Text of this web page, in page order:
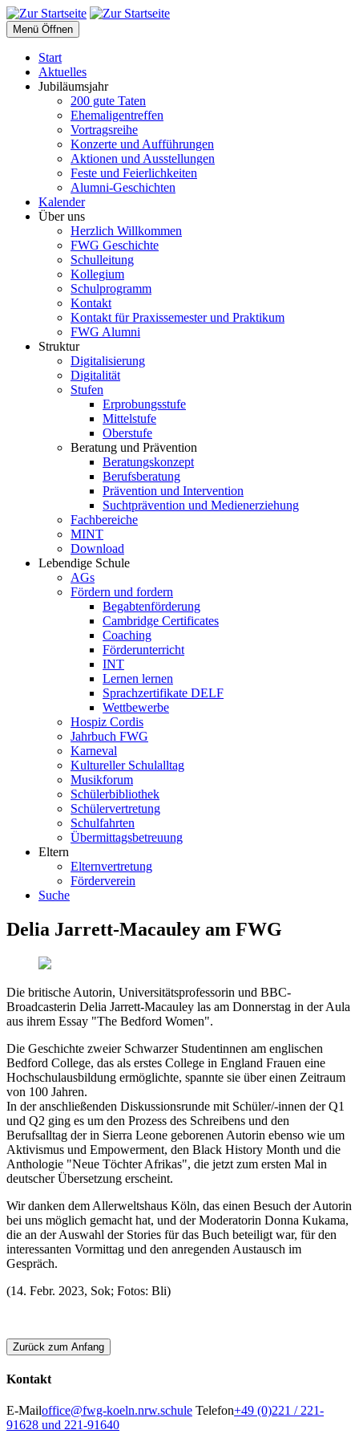
Menü Öffnen
Start
Aktuelles
Jubiläumsjahr
200 gute Taten
Ehemaligentreffen
Vortragsreihe
Konzerte und Aufführungen
Aktionen und Ausstellungen
Feste und Feierlichkeiten
Alumni-Geschichten
Kalender
Über uns
Herzlich Willkommen
FWG Geschichte
Schulleitung
Kollegium
Schulprogramm
Kontakt
Kontakt für Praxissemester und Praktikum
FWG Alumni
Struktur
Digitalisierung
Digitalität
Stufen
Erprobungsstufe
Mittelstufe
Oberstufe
Beratung und Prävention
Beratungskonzept
Berufsberatung
Prävention und Intervention
Suchtprävention und Medienerziehung
Fachbereiche
MINT
Download
Lebendige Schule
AGs
Fördern und fordern
Begabtenförderung
Cambridge Certificates
Coaching
Förderunterricht
INT
Lernen lernen
Sprachzertifikate DELF
Wettbewerbe
Hospiz Cordis
Jahrbuch FWG
Karneval
Kultureller Schulalltag
Musikforum
Schülerbibliothek
Schülervertretung
Schulfahrten
Übermittagsbetreuung
Eltern
Elternvertretung
Förderverein
Suche
Delia Jarrett-Macauley am FWG
Die britische Autorin, Universitätsprofessorin und BBC-
Broadcasterin Delia Jarrett-Macauley las am Donnerstag in der Aula
aus ihrem Essay "The Bedford Women".
Die Geschichte zweier Schwarzer Studentinnen am englischen
Bedford College, das als erstes College in England Frauen eine
Hochschulausbildung ermöglichte, spannte sie über einen Zeitraum
von 100 Jahren.
In der anschließenden Diskussionsrunde mit Schüler/-innen der Q1
und Q2 ging es um den Prozess des Schreibens und den
Berufsalltag der in Sierra Leone geborenen Autorin ebenso wie um
Aktivismus und Empowerment, den Black History Month und die
Anthologie "Neue Töchter Afrikas", die jetzt zum ersten Mal in
deutscher Übersetzung erscheint.
Wir danken dem Allerweltshaus Köln, das einen Besuch der Autorin
bei uns möglich gemacht hat, und der Moderatorin Donna Kukama,
die an der Auswahl der Stories für das Buch beteiligt war, für den
interessanten Vormittag und den anregenden Austausch im
Gespräch.
(14. Febr. 2023, Sok; Fotos: Bli)
Zurück zum Anfang
Kontakt
E-Mailoffice@fwg-koeln.nrw.schule Telefon+49 (0)221 / 221-
91628 und 221-91640